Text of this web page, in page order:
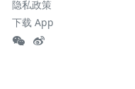
隐私政策
下载 App